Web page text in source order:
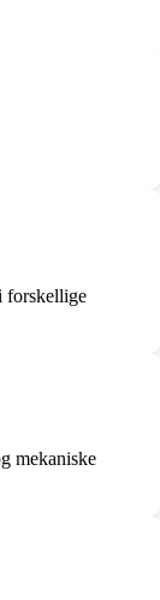
forskellige
mekaniske